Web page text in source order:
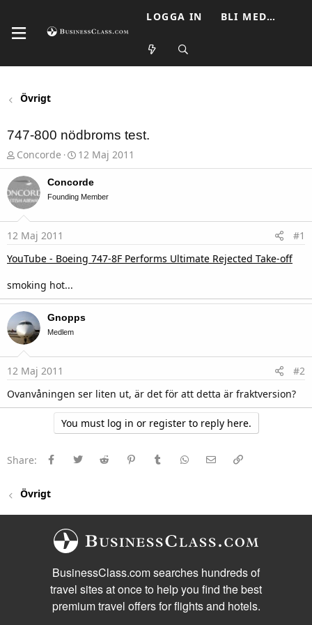
LOGGA IN BLI MEDLEM
Övrigt
747-800 nödbroms test.
T
r
e
a
d
s
t
a
t
r
Concorde
S
r
t
a
12 Maj 2011
Concorde
Founding Member
12 Maj 2011
#1
YouTube - Boeing 747-8F Performs Ultimate Rejected Take-off
smoking hot...
Gnopps
Medlem
12 Maj 2011
#2
Ovanvåningen ser liten ut, är det för att detta är fraktversion?
You must log in or register to reply here.
Share: FacebookTwitter Reddit PinterestTumblr WhatsApp
E-post
Övrigt
BusinessClass.com searches hundreds of
travel sites at once to help you find the best
premium travel offers for flights and hotels.